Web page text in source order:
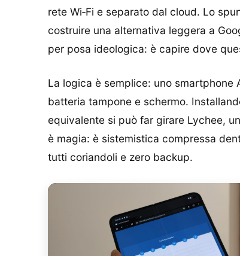
rete Wi‑Fi e separato dal cloud. Lo
costruire una alternativa leggera a
per posa ideologica: è capire dove
La logica è semplice: uno smartphone
batteria tampone e schermo.
equivalente si può far girare Lychee,
è magia: è sistemistica compressa
tutti coriandoli e zero backup.